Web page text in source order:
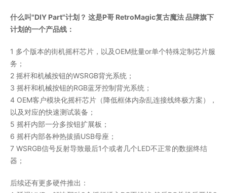
什么叫"DIY Part"计划？ 这是P哥 RetroMagic复古魔法 品牌旗下
计划的一个产品线：
1 多个版本的街机摇杆芯片，以及OEM批量or单个特殊定制芯片服
务；
2 摇杆和机械按钮的WSRGB背光系统；
3 摇杆和机械按钮的RGB蓝牙控制背光系统；
4 OEM客户模块化摇杆芯片（降低框体内杂乱连接线终极方案），
以及对应的快速测试装备；
5 摇杆内部一分多按钮扩展板；
6 摇杆内部各种热拔插USB母座；
7 WSRGB信号反射导致最后1个或者几个LED不正常的数据终结
器；
后续还有更多硬件推出：